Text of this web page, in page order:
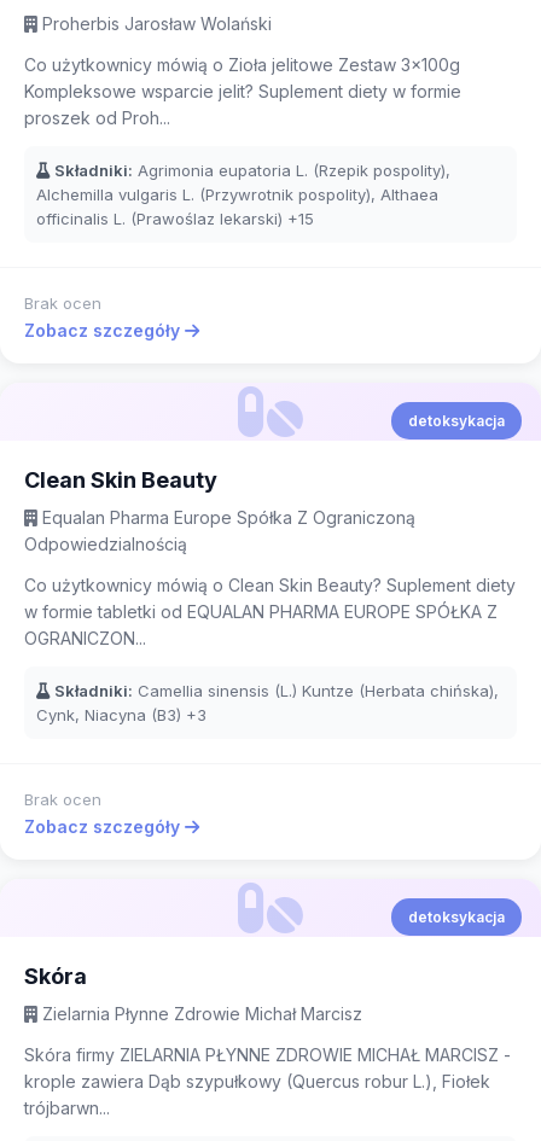
Proherbis Jarosław Wolański
Co użytkownicy mówią o Zioła jelitowe Zestaw 3x100g
Kompleksowe wsparcie jelit? Suplement diety w formie
proszek od Proh...
Składniki: Agrimonia eupatoria L. (Rzepik pospolity),
Alchemilla vulgaris L. (Przywrotnik pospolity), Althaea
officinalis L. (Prawoślaz lekarski) +15
Brak ocen
Zobacz szczegóły
detoksykacja
Clean Skin Beauty
Equalan Pharma Europe Spółka Z Ograniczoną
Odpowiedzialnością
Co użytkownicy mówią o Clean Skin Beauty? Suplement diety
w formie tabletki od EQUALAN PHARMA EUROPE SPÓŁKA Z
OGRANICZON...
Składniki: Camellia sinensis (L.) Kuntze (Herbata chińska),
Cynk, Niacyna (B3) +3
Brak ocen
Zobacz szczegóły
detoksykacja
Skóra
Zielarnia Płynne Zdrowie Michał Marcisz
Skóra firmy ZIELARNIA PŁYNNE ZDROWIE MICHAŁ MARCISZ -
krople zawiera Dąb szypułkowy (Quercus robur L.), Fiołek
trójbarwn...